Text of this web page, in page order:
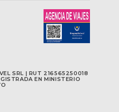
SRL | RUT 216565250018
EN MINISTERIO